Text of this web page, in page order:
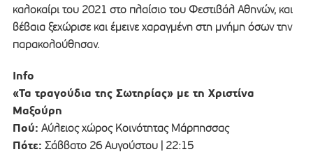
καλοκαίρι του 2021 στο πλαίσιο του Φεστιβάλ Αθηνών, και
βέβαια ξεχώρισε και έμεινε χαραγμένη στη μνήμη όσων την
παρακολούθησαν.
Info
«Τα τραγούδια της Σωτηρίας» με τη Χριστίνα
Μαξούρη
Πού: Αύλειος χώρος Κοινότητας Μάρπησσας
Πότε: Σάββατο 26 Αυγούστου | 22:15